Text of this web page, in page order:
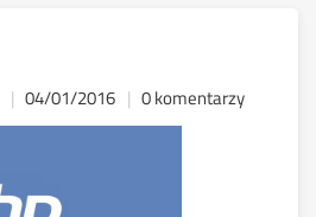
04/01/2016 0 komentarzy